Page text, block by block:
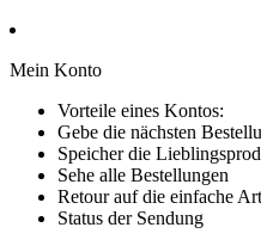
Mein Konto
Vorteile eines Kontos:
Gebe die nächsten
Speicher die
Sehe alle Bestellungen
Retour auf die einfache Art
Status der Sendung